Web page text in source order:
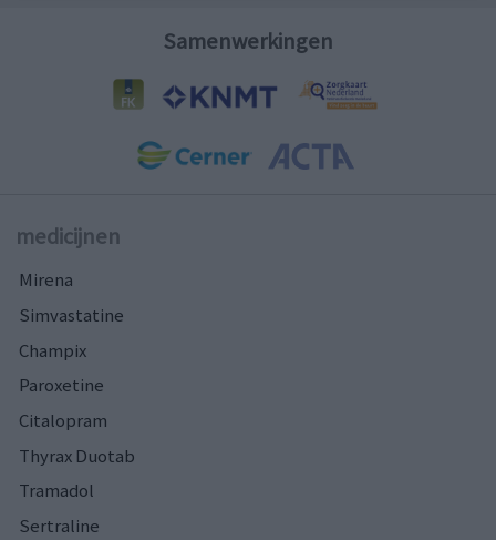
Samenwerkingen
medicijnen
Mirena
Simvastatine
Champix
Paroxetine
Citalopram
Thyrax Duotab
Tramadol
Sertraline